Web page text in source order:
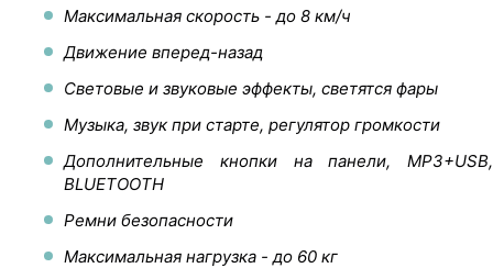
Максимальная скорость - до 8 км/ч
Движение вперед-назад
Световые и звуковые эффекты, светятся фары
Музыка, звук при старте, регулятор громкости
Дополнительные кнопки на панели, MP3+USB,
BLUETOOTH
Ремни безопасности
Максимальная нагрузка - до 60 кг